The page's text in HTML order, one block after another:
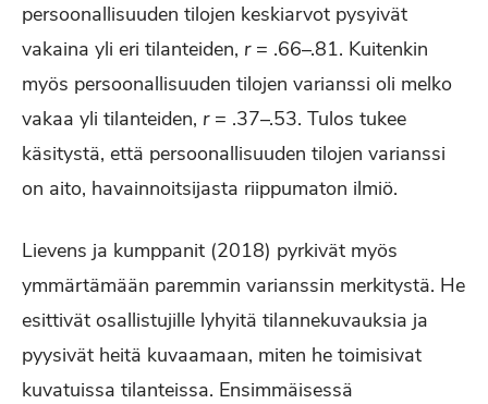
persoonallisuuden tilojen keskiarvot pysyivät
vakaina yli eri tilanteiden, r= .66–.81. Kuitenkin
myös persoonallisuuden tilojen varianssi oli melko
vakaa yli tilanteiden, r= .37–.53. Tulos tukee
käsitystä, että persoonallisuuden tilojen varianssi
on aito, havainnoitsijasta riippumaton ilmiö.
Lievens ja kumppanit (2018) pyrkivät myös
ymmärtämään paremmin varianssin merkitystä. He
esittivät osallistujille lyhyitä tilannekuvauksia ja
pyysivät heitä kuvaamaan, miten he toimisivat
kuvatuissa tilanteissa. Ensimmäisessä